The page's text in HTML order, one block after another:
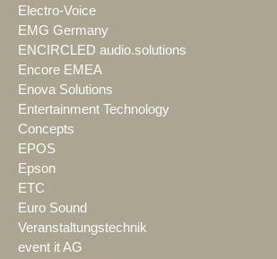
Electro-Voice
EMG Germany
ENCIRCLED audio.solutions
Encore EMEA
Enova Solutions
Entertainment Technology
Concepts
EPOS
Epson
ETC
Euro Sound
Veranstaltungstechnik
event it AG